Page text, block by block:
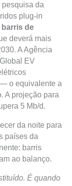
da
plug-in
barris de
deverá mais
A Agência
EV
o equivalente a
A projeção para
5 Mb/d.
da noite para
países da
barris
ao balanço.
É quando